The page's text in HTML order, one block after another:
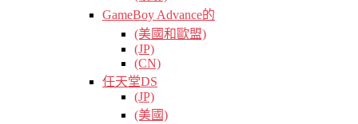
GameBoy Advance的
(美國和歐盟)
(JP)
(CN)
任天堂DS
(JP)
(美國)